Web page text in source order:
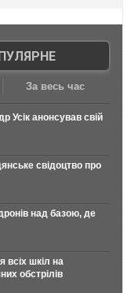
За весь час
Усік анонсував свій
свідоцтво про
над базою, де
всіх шкіл на
обстрілів